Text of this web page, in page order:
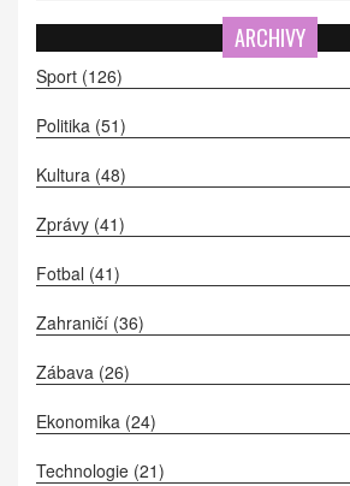
ARCHIVY
Sport (126)
Politika (51)
Kultura (48)
Zprávy (41)
Fotbal (41)
Zahraničí (36)
Zábava (26)
Ekonomika (24)
Technologie (21)